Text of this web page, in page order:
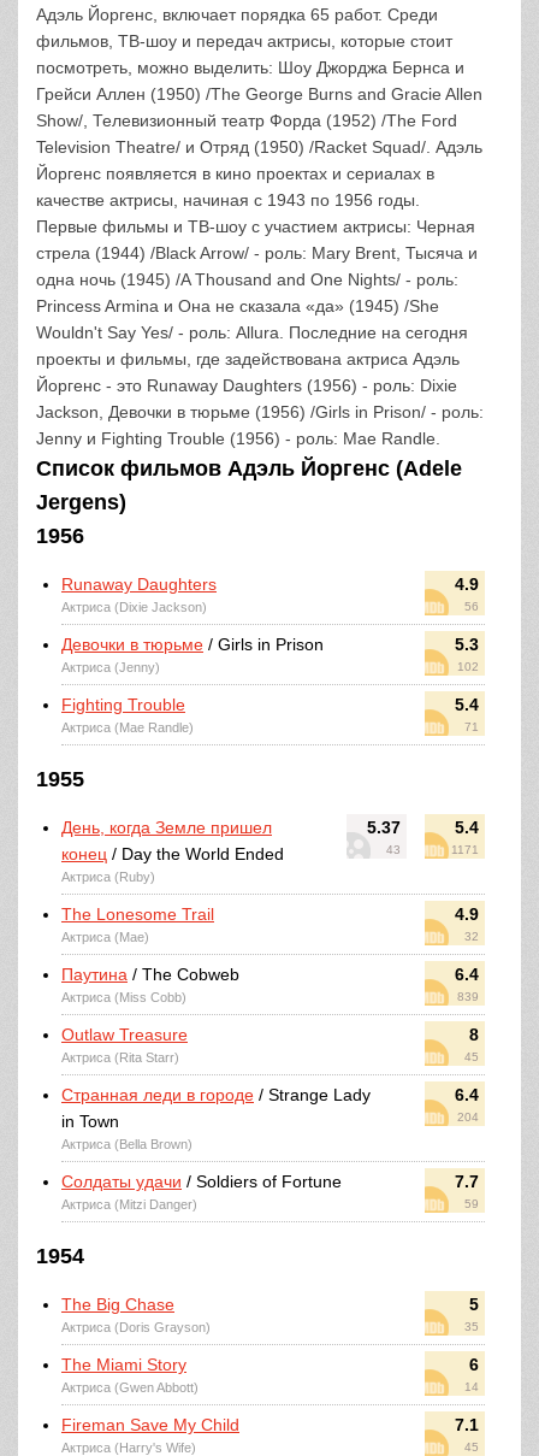
Адэль Йоргенс, включает порядка 65 работ. Среди
фильмов, ТВ-шоу и передач актрисы, которые стоит
посмотреть, можно выделить: Шоу Джорджа Бернса и
Грейси Аллен (1950) /The George Burns and Gracie Allen
Show/, Телевизионный театр Форда (1952) /The Ford
Television Theatre/ и Отряд (1950) /Racket Squad/. Адэль
Йоргенс появляется в кино проектах и сериалах в
качестве актрисы, начиная с 1943 по 1956 годы.
Первые фильмы и ТВ-шоу с участием актрисы: Черная
стрела (1944) /Black Arrow/ - роль: Mary Brent, Тысяча и
одна ночь (1945) /A Thousand and One Nights/ - роль:
Princess Armina и Она не сказала «да» (1945) /She
Wouldn't Say Yes/ - роль: Allura. Последние на сегодня
проекты и фильмы, где задействована актриса Адэль
Йоргенс - это Runaway Daughters (1956) - роль: Dixie
Jackson, Девочки в тюрьме (1956) /Girls in Prison/ - роль:
Jenny и Fighting Trouble (1956) - роль: Mae Randle.
Список фильмов Адэль Йоргенс (Adele
Jergens)
1956
4.9
56
Runaway Daughters
Актриса (Dixie Jackson)
5.3
102
Девочки в тюрьме / Girls in Prison
Актриса (Jenny)
5.4
71
Fighting Trouble
Актриса (Mae Randle)
1955
5.37
43
5.4
1171
День, когда Земле пришел
конец / Day the World Ended
Актриса (Ruby)
4.9
32
The Lonesome Trail
Актриса (Mae)
6.4
839
Паутина / The Cobweb
Актриса (Miss Cobb)
8
45
Outlaw Treasure
Актриса (Rita Starr)
6.4
204
Странная леди в городе / Strange Lady
in Town
Актриса (Bella Brown)
7.7
59
Солдаты удачи / Soldiers of Fortune
Актриса (Mitzi Danger)
1954
5
35
The Big Chase
Актриса (Doris Grayson)
6
14
The Miami Story
Актриса (Gwen Abbott)
7.1
45
Fireman Save My Child
Актриса (Harry's Wife)